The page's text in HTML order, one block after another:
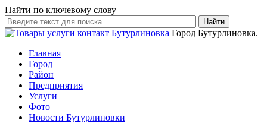
Найти по ключевому слову
Найти
Город Бутурлиновка.
Главная
Город
Район
Предприятия
Услуги
Фото
Новости Бутурлиновки